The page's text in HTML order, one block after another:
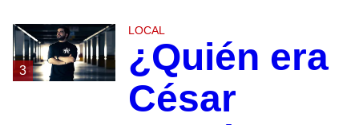
3
LOCAL
¿Quién era
César